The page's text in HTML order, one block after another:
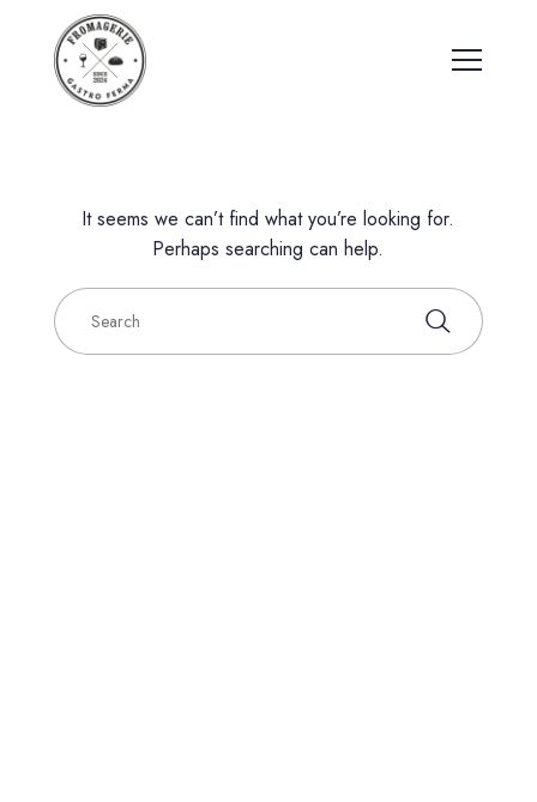
It seems we can’t find what you’re looking for.
Perhaps searching can help.